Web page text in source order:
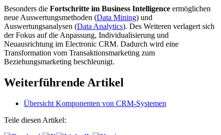
Besonders die Fortschritte im Business Intelligence ermöglichen
neue Auswertungsmethoden (Data Mining) und
Auswertungsanalysen (Data Analytics). Des Weiteren verlagert sich
der Fokus auf die Anpassung, Individualisierung und
Neuausrichtung im Electronic CRM. Dadurch wird eine
Transformation vom Transaktionsmarketing zum
Beziehungsmarketing beschleunigt.
Weiterführende Artikel
Übersicht Komponenten von CRM-Systemen
Teile diesen Artikel: